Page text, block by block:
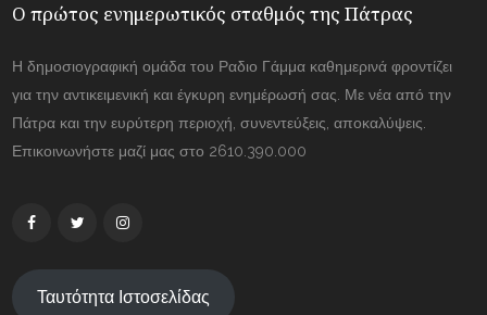
Ο πρώτος ενημερωτικός σταθμός της Πάτρας
Η δημοσιογραφική ομάδα του Ραδιο Γάμμα καθημερινά φροντίζει
για την αντικειμενική και έγκυρη ενημέρωσή σας. Με νέα από την
Πάτρα και την ευρύτερη περιοχή, συνεντεύξεις, αποκαλύψεις.
Επικοινωνήστε μαζί μας στο 2610.390.000
Ταυτότητα Ιστοσελίδας